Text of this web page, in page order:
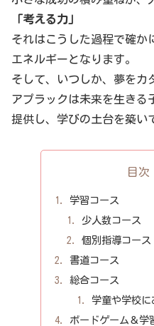
「考える力」
それはこうした過程で確か
エネルギーとなります。
そして、いつしか、夢をカ
アプラックは未来を生きる
提供し、学びの土台を築い
目次
学習コース
少人数コース
個別指導コース
書道コース
総合コース
学童や学校
ボードゲーム＆学